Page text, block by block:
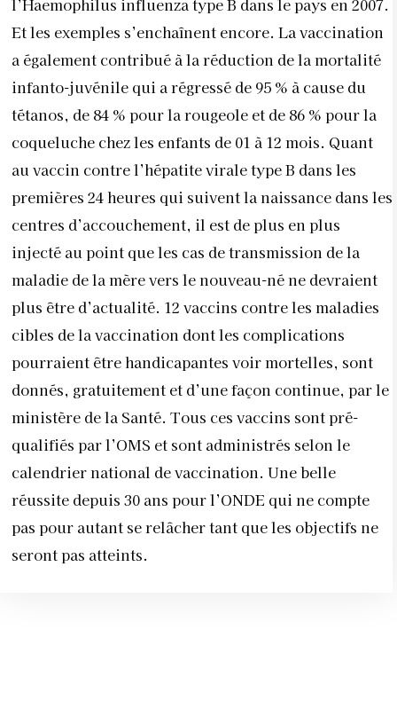
Et les exemples s’enchaînent encore. La vaccination
a également contribué à la réduction de la mortalité
infanto-juvénile qui a régressé de 95 % à cause du
tétanos, de 84 % pour la rougeole et de 86 % pour la
coqueluche chez les enfants de 01 à 12 mois. Quant
au vaccin contre l’hépatite virale type B dans les
premières 24 heures qui suivent la naissance dans les
centres d’accouchement, il est de plus en plus
injecté au point que les cas de transmission de la
maladie de la mère vers le nouveau-né ne devraient
plus être d’actualité. 12 vaccins contre les maladies
cibles de la vaccination dont les complications
pourraient être handicapantes voir mortelles, sont
donnés, gratuitement et d’une façon continue, par le
ministère de la Santé. Tous ces vaccins sont pré-
qualifiés par l’OMS et sont administrés selon le
calendrier national de vaccination. Une belle
réussite depuis 30 ans pour l’ONDE qui ne compte
pas pour autant se relâcher tant que les objectifs ne
seront pas atteints.